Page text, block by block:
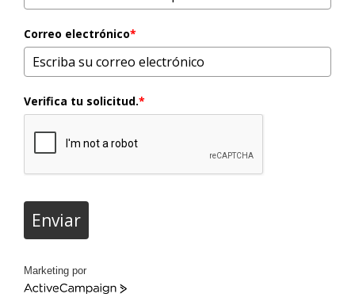
Correo electrónico*
Verifica tu solicitud.*
Enviar
Marketing por
ActiveCampaign